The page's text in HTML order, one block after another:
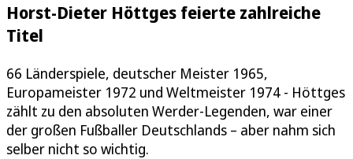
Horst-Dieter Höttges feierte zahlreiche
Titel
66 Länderspiele, deutscher Meister 1965,
Europameister 1972 und Weltmeister 1974 - Höttges
zählt zu den absoluten Werder-Legenden, war einer
der großen Fußballer Deutschlands – aber nahm sich
selber nicht so wichtig.